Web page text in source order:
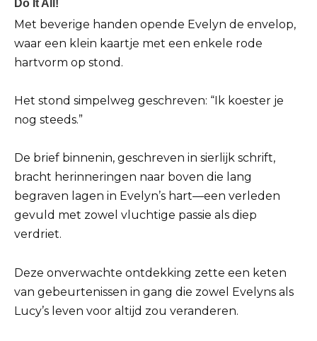
Met beverige handen opende Evelyn de envelop,
waar een klein kaartje met een enkele rode
hartvorm op stond.
Het stond simpelweg geschreven: “Ik koester je
nog steeds.”
De brief binnenin, geschreven in sierlijk schrift,
bracht herinneringen naar boven die lang
begraven lagen in Evelyn’s hart—een verleden
gevuld met zowel vluchtige passie als diep
verdriet.
Deze onverwachte ontdekking zette een keten
van gebeurtenissen in gang die zowel Evelyns als
Lucy’s leven voor altijd zou veranderen.